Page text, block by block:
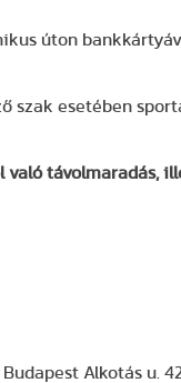
úton
szak esetében
való távolmaradás,
Alkotás u.